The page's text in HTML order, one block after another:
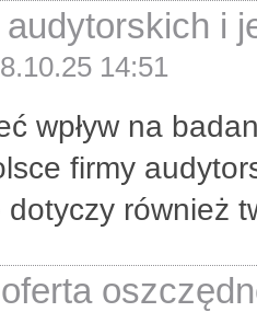
i
14:51
wpływ na
firmy
również